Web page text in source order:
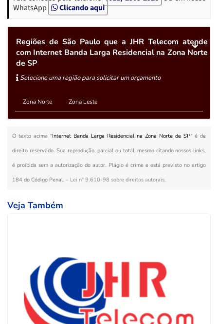
WhatsApp
Clicando aqui
Regiões de São Paulo que a JHR Telecom atende
com Internet Banda Larga Residencial na Zona Norte
de SP
Selecione uma região para solicitar um orçamento
Zona Norte Zona Leste
O texto acima "Internet Banda Larga Residencial na Zona Norte de SP" é de
direito reservado. Sua reprodução, parcial ou total, mesmo citando nossos links,
é proibida sem a autorização do autor. Plágio é crime e está previsto no artigo
184 do Código Penal. – Lei n° 9.610-98 sobre direitos autorais.
Veja Também